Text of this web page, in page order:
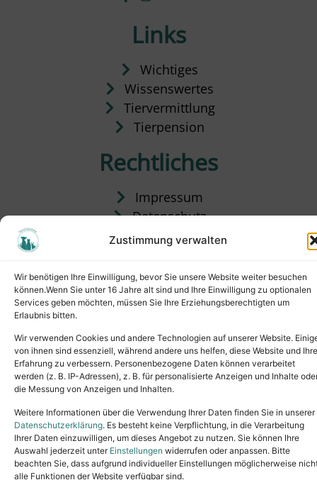
Zustimmung verwalten
Wir benötigen Ihre Einwilligung, bevor Sie unsere Website weiter besuchen
können.Wenn Sie unter 16 Jahre alt sind und Ihre Einwilligung zu optionalen
Services geben möchten, müssen Sie Ihre Erziehungsberechtigten um
Erlaubnis bitten.
Wir verwenden Cookies und andere Technologien auf unserer Website.
von ihnen sind essenziell, während andere uns helfen, diese Website und Ihre
Erfahrung zu verbessern. Personenbezogene Daten können verarbeitet
werden (z. B. IP-Adressen), z. B. für personalisierte Anzeigen und Inhalte
die Messung von Anzeigen und Inhalten.
Weitere Informationen über die Verwendung Ihrer Daten finden Sie in unserer
Datenschutzerklärung. Es besteht keine Verpflichtung, in die Verarbeitung
Ihrer Daten einzuwilligen, um dieses Angebot zu nutzen. Sie können Ihre
Auswahl jederzeit unter Einstellungen widerrufen oder anpassen. Bitte
beachten Sie, dass aufgrund individueller Einstellungen möglicherweise
alle Funktionen der Website verfügbar sind.
Links
Wichtiges
Wissenswertes
Tiervermittlung
Tierpension
Rechtliches
Impressum
Datenschutz
Satzung
Copyright © 2024. All rights reserved.
Tel.: (02631) 55356buero@tierheim-neuwied.de
Ludwigshof 1, 56567 Neuwied